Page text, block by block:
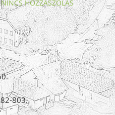
NINCS HOZZÁSZÓLÁS
803.